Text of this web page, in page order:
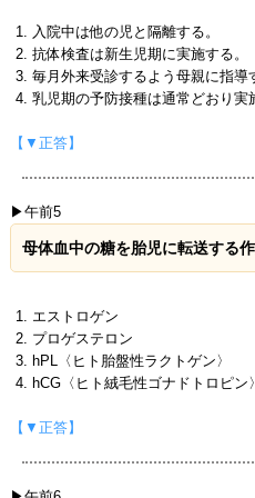
入院中は他の児と隔離する。
抗体検査は新生児期に実施する。
毎月外来受診するよう母親に指導
乳児期の予防接種は通常どおり実
【▼正答】
▶午前5
母体血中の糖を胎児に転送する
エストロゲン
プロゲステロン
hPL〈ヒト胎盤性ラクトゲン〉
hCG〈ヒト絨毛性ゴナドトロピン〉
【▼正答】